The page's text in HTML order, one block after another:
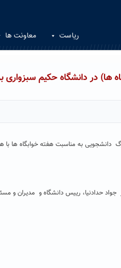
ریاست معاونت ها
در دانشگاه حکیم سبزواری
دانشجویی به مناسبت هفته خوابگاه ها
حدادنیا، رییس دانشگاه و مدیران و